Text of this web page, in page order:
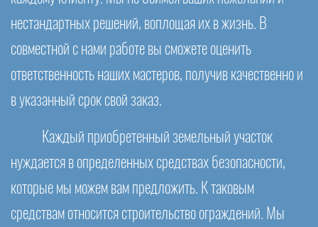
нестандартных решений, воплощая их в жизнь. В
совместной с нами работе вы сможете оценить
ответственность наших мастеров, получив качественно и
в указанный срок свой заказ.
Каждый приобретенный земельный участок
нуждается в определенных средствах безопасности,
которые мы можем вам предложить. К таковым
средствам относится строительство ограждений. Мы